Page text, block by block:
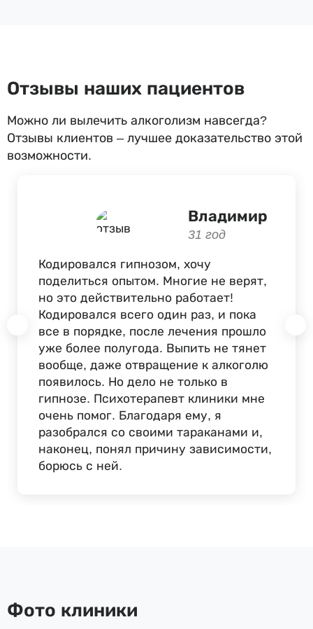
Отзывы наших пациентов
Можно ли вылечить алкоголизм навсегда?
Отзывы клиентов – лучшее доказательство этой
возможности.
Владимир
31 год
Кодировался гипнозом, хочу
поделиться опытом. Многие не верят,
но это действительно работает!
Кодировался всего один раз, и пока
все в порядке, после лечения прошло
уже более полугода. Выпить не тянет
вообще, даже отвращение к алкоголю
появилось. Но дело не только в
гипнозе. Психотерапевт клиники мне
очень помог. Благодаря ему, я
разобрался со своими тараканами и,
наконец, понял причину зависимости,
борюсь с ней.
Фото клиники